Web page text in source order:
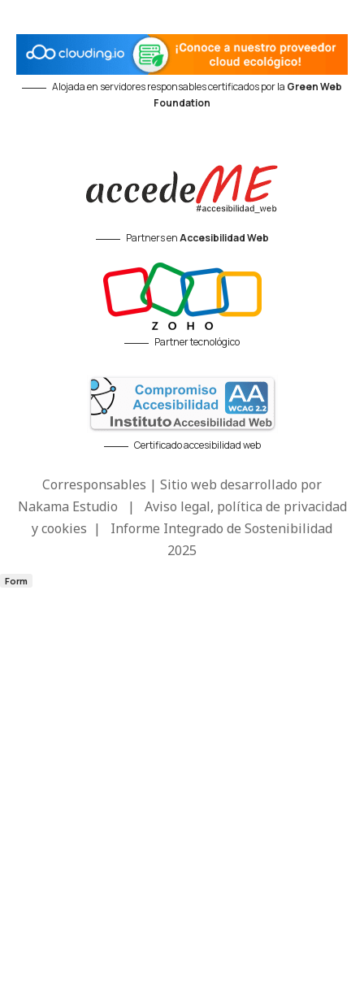
Alojada en servidores responsables certificados por la Green Web
Foundation
Partners enAccesibilidad Web
Partner tecnológico
Certificado accesibilidad web
Corresponsables | Sitio web desarrollado por
Nakama Estudio | Aviso legal, política de privacidad
y cookies | Informe Integrado de Sostenibilidad
2025
Form